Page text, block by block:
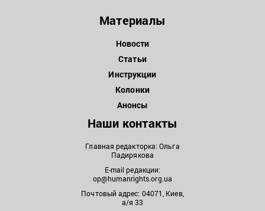
Материалы
Новости
Статьи
Инструкции
Колонки
Анонсы
Наши контакты
Главная редакторка: Ольга
Падирякова
E-mail редакции:
op@humanrights.org.ua
Почтовый адрес: 04071, Киев,
а/я 33